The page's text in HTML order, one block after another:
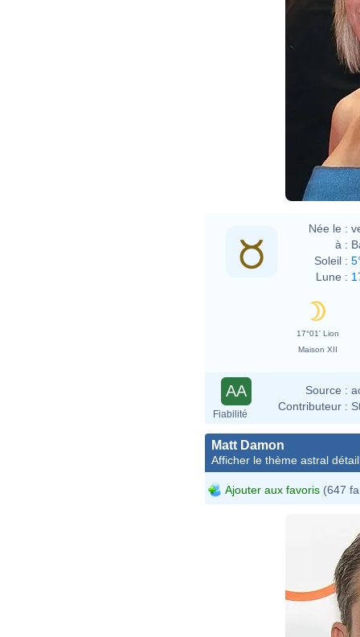
Née le :
à :
Soleil :
Lune :
17°01' Lion
Maison XII
AA
Fiabilité
Source :
Contributeur :
Matt Damon
Afficher le thème astral
Ajouter aux favoris (647